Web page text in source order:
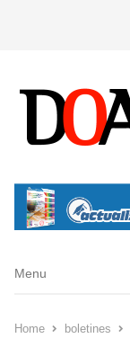
Menu
Menu
Home boletines